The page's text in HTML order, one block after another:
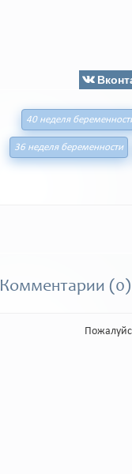
40 неделя
36 неделя беременности
Комментарии (0)